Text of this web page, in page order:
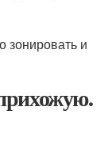
зонировать и